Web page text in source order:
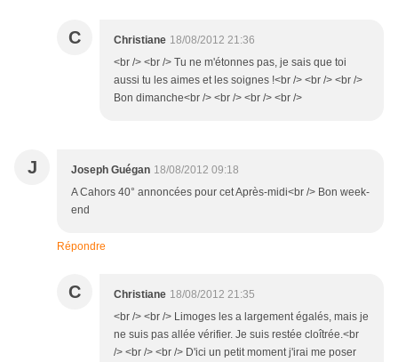
C Christiane 18/08/2012 21:36
<br /> <br /> Tu ne m'étonnes pas, je sais que toi
aussi tu les aimes et les soignes !<br /> <br /> <br />
Bon dimanche<br /> <br /> <br /> <br />
J Joseph Guégan 18/08/2012 09:18
A Cahors 40° annoncées pour cet Après-midi<br /> Bon week-
end
Répondre
C Christiane 18/08/2012 21:35
<br /> <br /> Limoges les a largement égalés, mais je
ne suis pas allée vérifier. Je suis restée cloîtrée.<br
/> <br /> <br /> D'ici un petit moment j'irai me poser